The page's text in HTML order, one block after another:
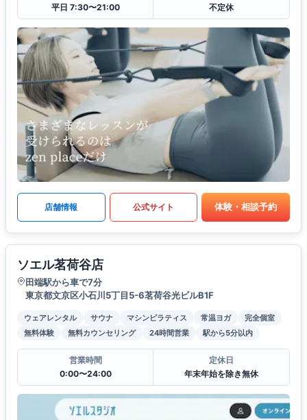
平日 7:30〜21:00
不定休
店舗情報 公式サイト 体験・相談予約
ソエル茗荷谷店
田端駅から車で7分
東京都文京区小石川5丁目5-6茗荷谷光ビルB1F
ウェアレンタル サウナ マシンピラティス 常温ヨガ
完全個室
無料体験
無料カウンセリング 24時間営業 駅から5分以内
営業時間
0:00〜24:00
定休日
年末年始を除き無休